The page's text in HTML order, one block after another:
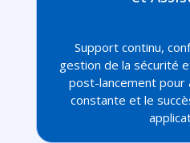
Support continu,
gestion de la sécurité
post-lancement pour
constante et le